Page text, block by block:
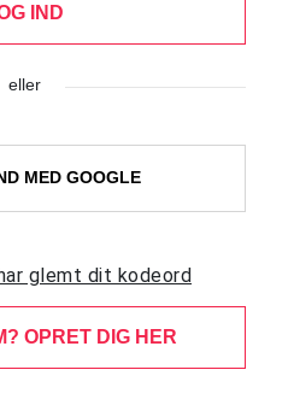
IND
eller
MED GOOGLE
glemt dit kodeord
OPRET DIG HER